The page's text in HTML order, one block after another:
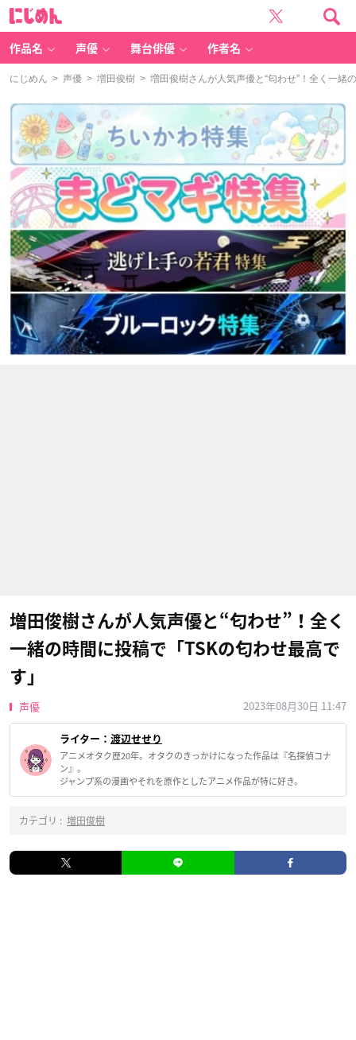
作品名 声優 舞台俳優 作者名
にじめん > 声優 > 増田俊樹 > 増田俊樹さんが人気声優と“匂わせ”！全く一緒
増田俊樹さんが人気声優と“匂わせ”！全く
一緒の時間に投稿で「TSKの匂わせ最高で
す」
声優 2023年08月30日 11:47
ライター： 渡辺せせり
アニメオタク歴20年。オタクのきっかけになった作品は『名探偵コナ
ン』。
ジャンプ系の漫画やそれを原作としたアニメ作品が特に好き。
カテゴリ : 増田俊樹